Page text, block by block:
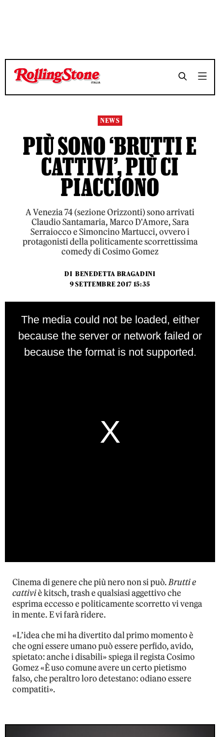
TEMPO DI LETTURA 3 MINUTI SHARE
TEMPO DI LETTURA 3 MINUTI SHARE
NEWS
PIÙ SONO ‘BRUTTI E
CATTIVI’, PIÙ CI
PIACCIONO
A Venezia 74 (sezione Orizzonti) sono arrivati
Claudio Santamaria, Marco D'Amore, Sara
Serraiocco e Simoncino Martucci, ovvero i
protagonisti della politicamente scorrettissima
comedy di Cosimo Gomez
DI BENEDETTA BRAGADINI
9 SETTEMBRE 2017 15:35
Cinema di genere che più nero non si può.Brutti e
cattiviè kitsch, trash e qualsiasi aggettivo che
esprima eccesso e politicamente scorretto vi venga
in mente. E vi farà ridere.
«L’idea che mi ha divertito dal primo momento è
che ogni essere umano può essere perfido, avido,
spietato: anche i disabili» spiega il regista Cosimo
Gomez «È uso comune avere un certo pietismo
falso, che peraltro loro detestano: odiano essere
compatiti».